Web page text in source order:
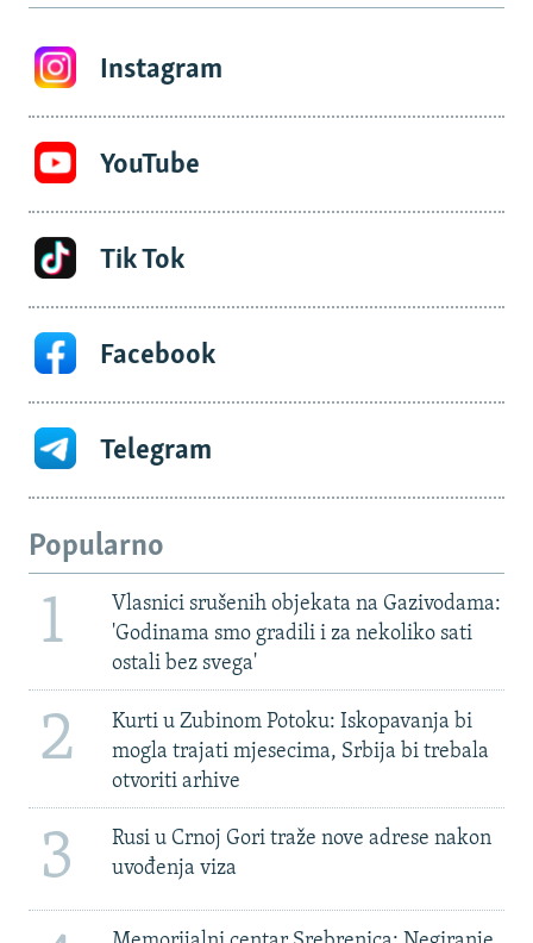
Instagram
YouTube
Tik Tok
Facebook
Telegram
Popularno
1
Vlasnici srušenih objekata na Gazivodama:
'Godinama smo gradili i za nekoliko sati
ostali bez svega'
2
Kurti u Zubinom Potoku: Iskopavanja bi
mogla trajati mjesecima, Srbija bi trebala
otvoriti arhive
3
Rusi u Crnoj Gori traže nove adrese nakon
uvođenja viza